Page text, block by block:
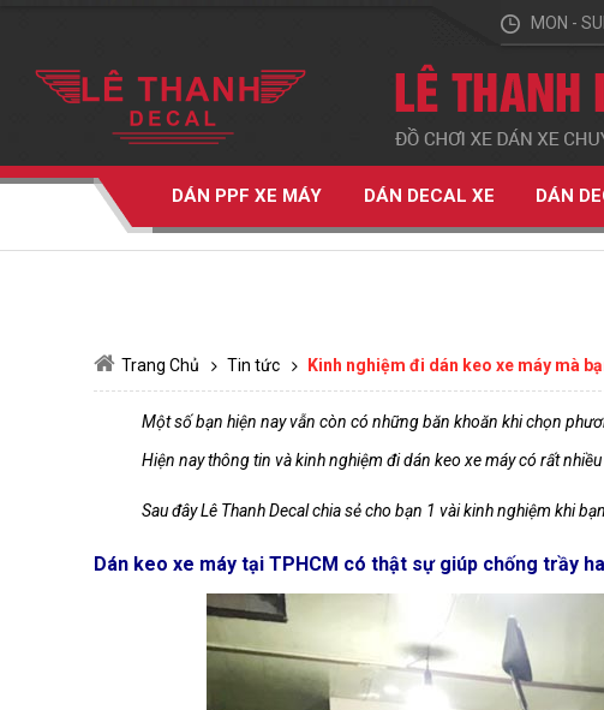
MON -
DÁN PPF XE MÁY DÁN DECAL XE DÁN
Trang Chủ Tin tức Kinh nghiệm đi dán keo xe máy mà
Một số bạn hiện nay vẫn còn có những băn khoăn khi chọn
Hiện nay thông tin và kinh nghiệm đi dán keo xe máy có rất nhiều
Sau đây Lê Thanh Decal chia sẻ cho bạn 1 vài kinh nghiệm khi
Dán keo xe máy tại TPHCM có thật sự giúp chống trầy